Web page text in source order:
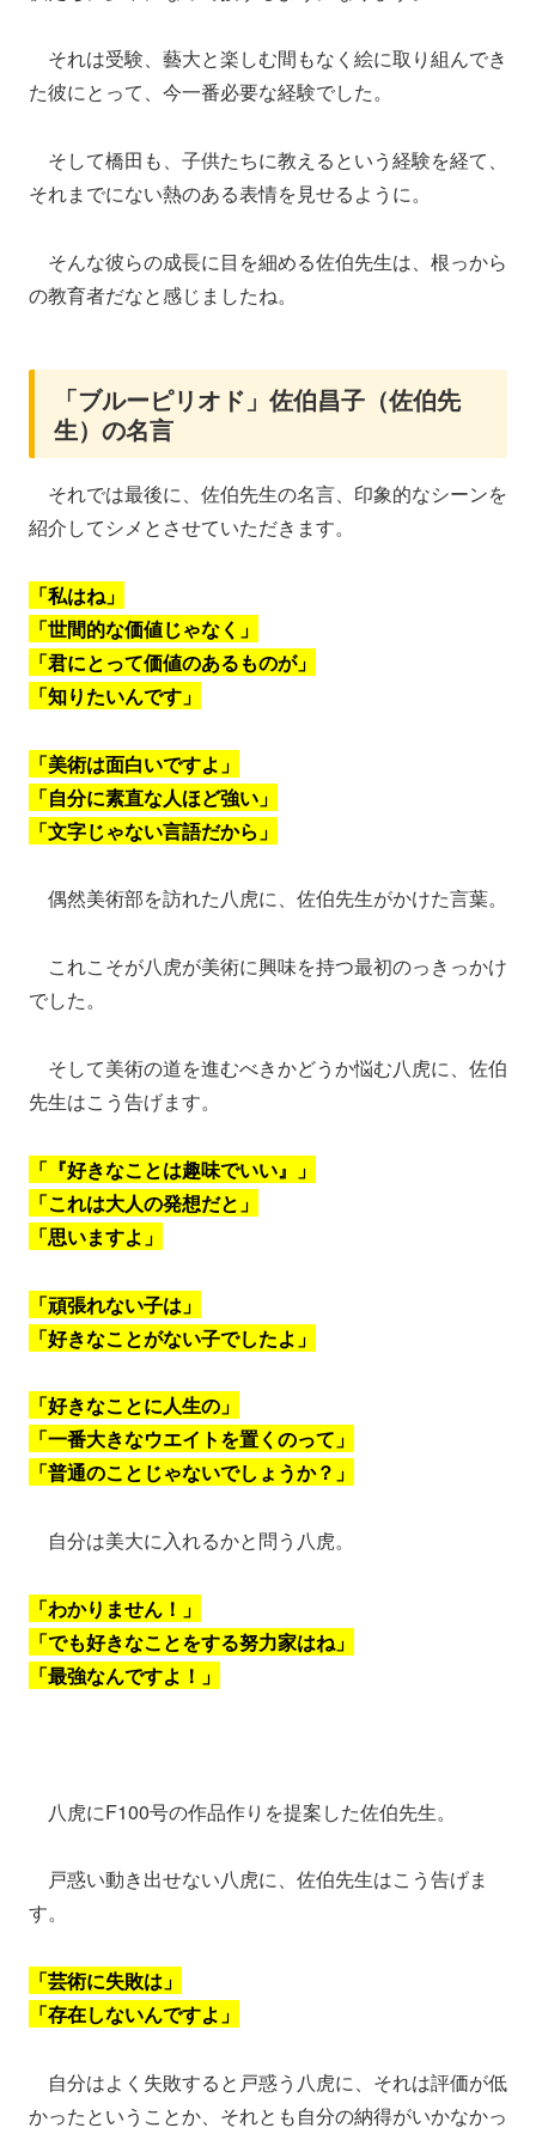
それは受験、藝大と楽しむ間もなく絵に取り組んでき
た彼にとって、今一番必要な経験でした。
そして橋田も、子供たちに教えるという経験を経て、
それまでにない熱のある表情を見せるように。
そんな彼らの成長に目を細める佐伯先生は、根っから
の教育者だなと感じましたね。
「ブルーピリオド」佐伯昌子（佐伯先
生）の名言
それでは最後に、佐伯先生の名言、印象的なシーンを
紹介してシメとさせていただきます。
「私はね」
「世間的な価値じゃなく」
「君にとって価値のあるものが」
「知りたいんです」
「美術は面白いですよ」
「自分に素直な人ほど強い」
「文字じゃない言語だから」
偶然美術部を訪れた八虎に、佐伯先生がかけた言葉。
これこそが八虎が美術に興味を持つ最初のっきっかけ
でした。
そして美術の道を進むべきかどうか悩む八虎に、佐伯
先生はこう告げます。
「『好きなことは趣味でいい』」
「これは大人の発想だと」
「思いますよ」
「頑張れない子は」
「好きなことがない子でしたよ」
「好きなことに人生の」
「一番大きなウエイトを置くのって」
「普通のことじゃないでしょうか？」
自分は美大に入れるかと問う八虎。
「わかりません！」
「でも好きなことをする努力家はね」
「最強なんですよ！」
八虎にF100号の作品作りを提案した佐伯先生。
戸惑い動き出せない八虎に、佐伯先生はこう告げま
す。
「芸術に失敗は」
「存在しないんですよ」
自分はよく失敗すると戸惑う八虎に、それは評価が低
かったということか、それとも自分の納得がいかなかっ